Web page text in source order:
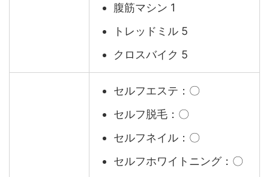
腹筋マシン 1
トレッドミル 5
クロスバイク 5
セルフエステ：〇
セルフ脱毛：〇
セルフネイル：〇
セルフホワイトニング：〇